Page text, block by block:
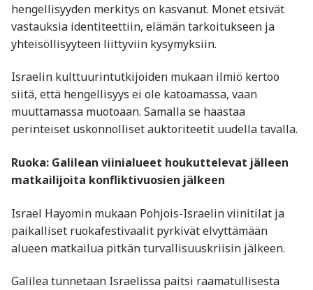
hengellisyyden merkitys on kasvanut. Monet etsivät
vastauksia identiteettiin, elämän tarkoitukseen ja
yhteisöllisyyteen liittyviin kysymyksiin.
Israelin kulttuurintutkijoiden mukaan ilmiö kertoo
siitä, että hengellisyys ei ole katoamassa, vaan
muuttamassa muotoaan. Samalla se haastaa
perinteiset uskonnolliset auktoriteetit uudella tavalla.
Ruoka: Galilean viinialueet houkuttelevat jälleen
matkailijoita konfliktivuosien jälkeen
Israel Hayomin mukaan Pohjois-Israelin viinitilat ja
paikalliset ruokafestivaalit pyrkivät elvyttämään
alueen matkailua pitkän turvallisuuskriisin jälkeen.
Galilea tunnetaan Israelissa paitsi raamatullisesta